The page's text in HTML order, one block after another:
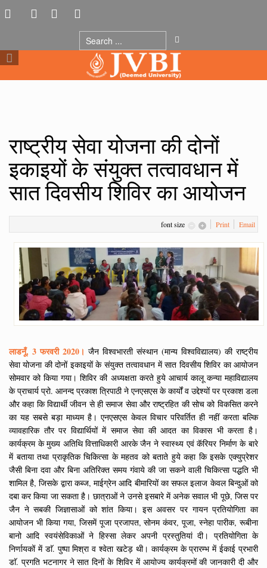
राष्ट्रीय सेवा योजना की दोनों
इकाइयों के संयुक्त तत्वावधान में
सात दिवसीय शिविर का आयोजन
font size Print Email
लाडनूँ, 3 फरवरी 2020। जैन विश्वभारती संस्थान (मान्य विश्वविद्यालय) की राष्ट्रीय
सेवा योजना की दोनों इकाइयों के संयुक्त तत्वावधान में सात दिवसीय शिविर का आयोजन
सोमवार को किया गया। शिविर की अध्यक्षता करते हुये आचार्य कालू कन्या महाविद्यालय
के प्राचार्य प्रो. आनन्द प्रकाश त्रिपाठी ने एनएसएस के कार्यों व उद्देश्यों पर प्रकाश डला
और कहा कि विद्यार्थी जीवन से ही समाज सेवा और राष्ट्रहित की सोच को विकसित करने
का यह सबसे बड़ा माध्यम है। एनएसएस केवल विचार परिवर्तित ही नहीं करता बल्कि
व्यावहारिक तौर पर विद्यार्थियों में समाज सेवा की आदत का विकास भी करता है।
कार्यक्रम के मुख्य अतिथि वित्ताधिकारी आरके जैन ने स्वास्थ्य एवं कॅरियर निर्माण के बारे
में बताया तथा प्राकृतिक चिकित्सा के महतव को बताते हुये कहा कि इसके एक्युप्रेशर
जैसी बिना दवा और बिना अतिरिक्त समय गंवाये की जा सकने वाली चिकित्सा पद्धति भी
शामिल है, जिसके द्वारा कब्ज, माईग्रेन आदि बीमारियों का सफल इलाज केवल बिन्दुओं को
दबा कर किया जा सकता है। छात्राओं ने उनसे इसबारे में अनेक सवाल भी पूछे, जिस पर
जैन ने सबकी जिज्ञासाओं को शांत किया। इस अवसर पर गायन प्रतियोगिता का
आयोजन भी किया गया, जिसमें पूजा प्रजापत, सोनम कंवर, पूजा, स्नेहा पारीक, रूबीना
बानो आदि स्वयंसेविकाओं ने हिस्सा लेकर अपनी प्रस्तुतियां दी। प्रतियोगिता के
निर्णायकों में डाॅ. पुष्पा मिश्रा व श्वेता खटेड़ थी। कार्यक्रम के प्रारम्भ में ईकाई प्रभारी
डाॅ. प्रगति भटनागर ने सात दिनों के शिविर में आयोज्य कार्यक्रमों की जानकारी दी और